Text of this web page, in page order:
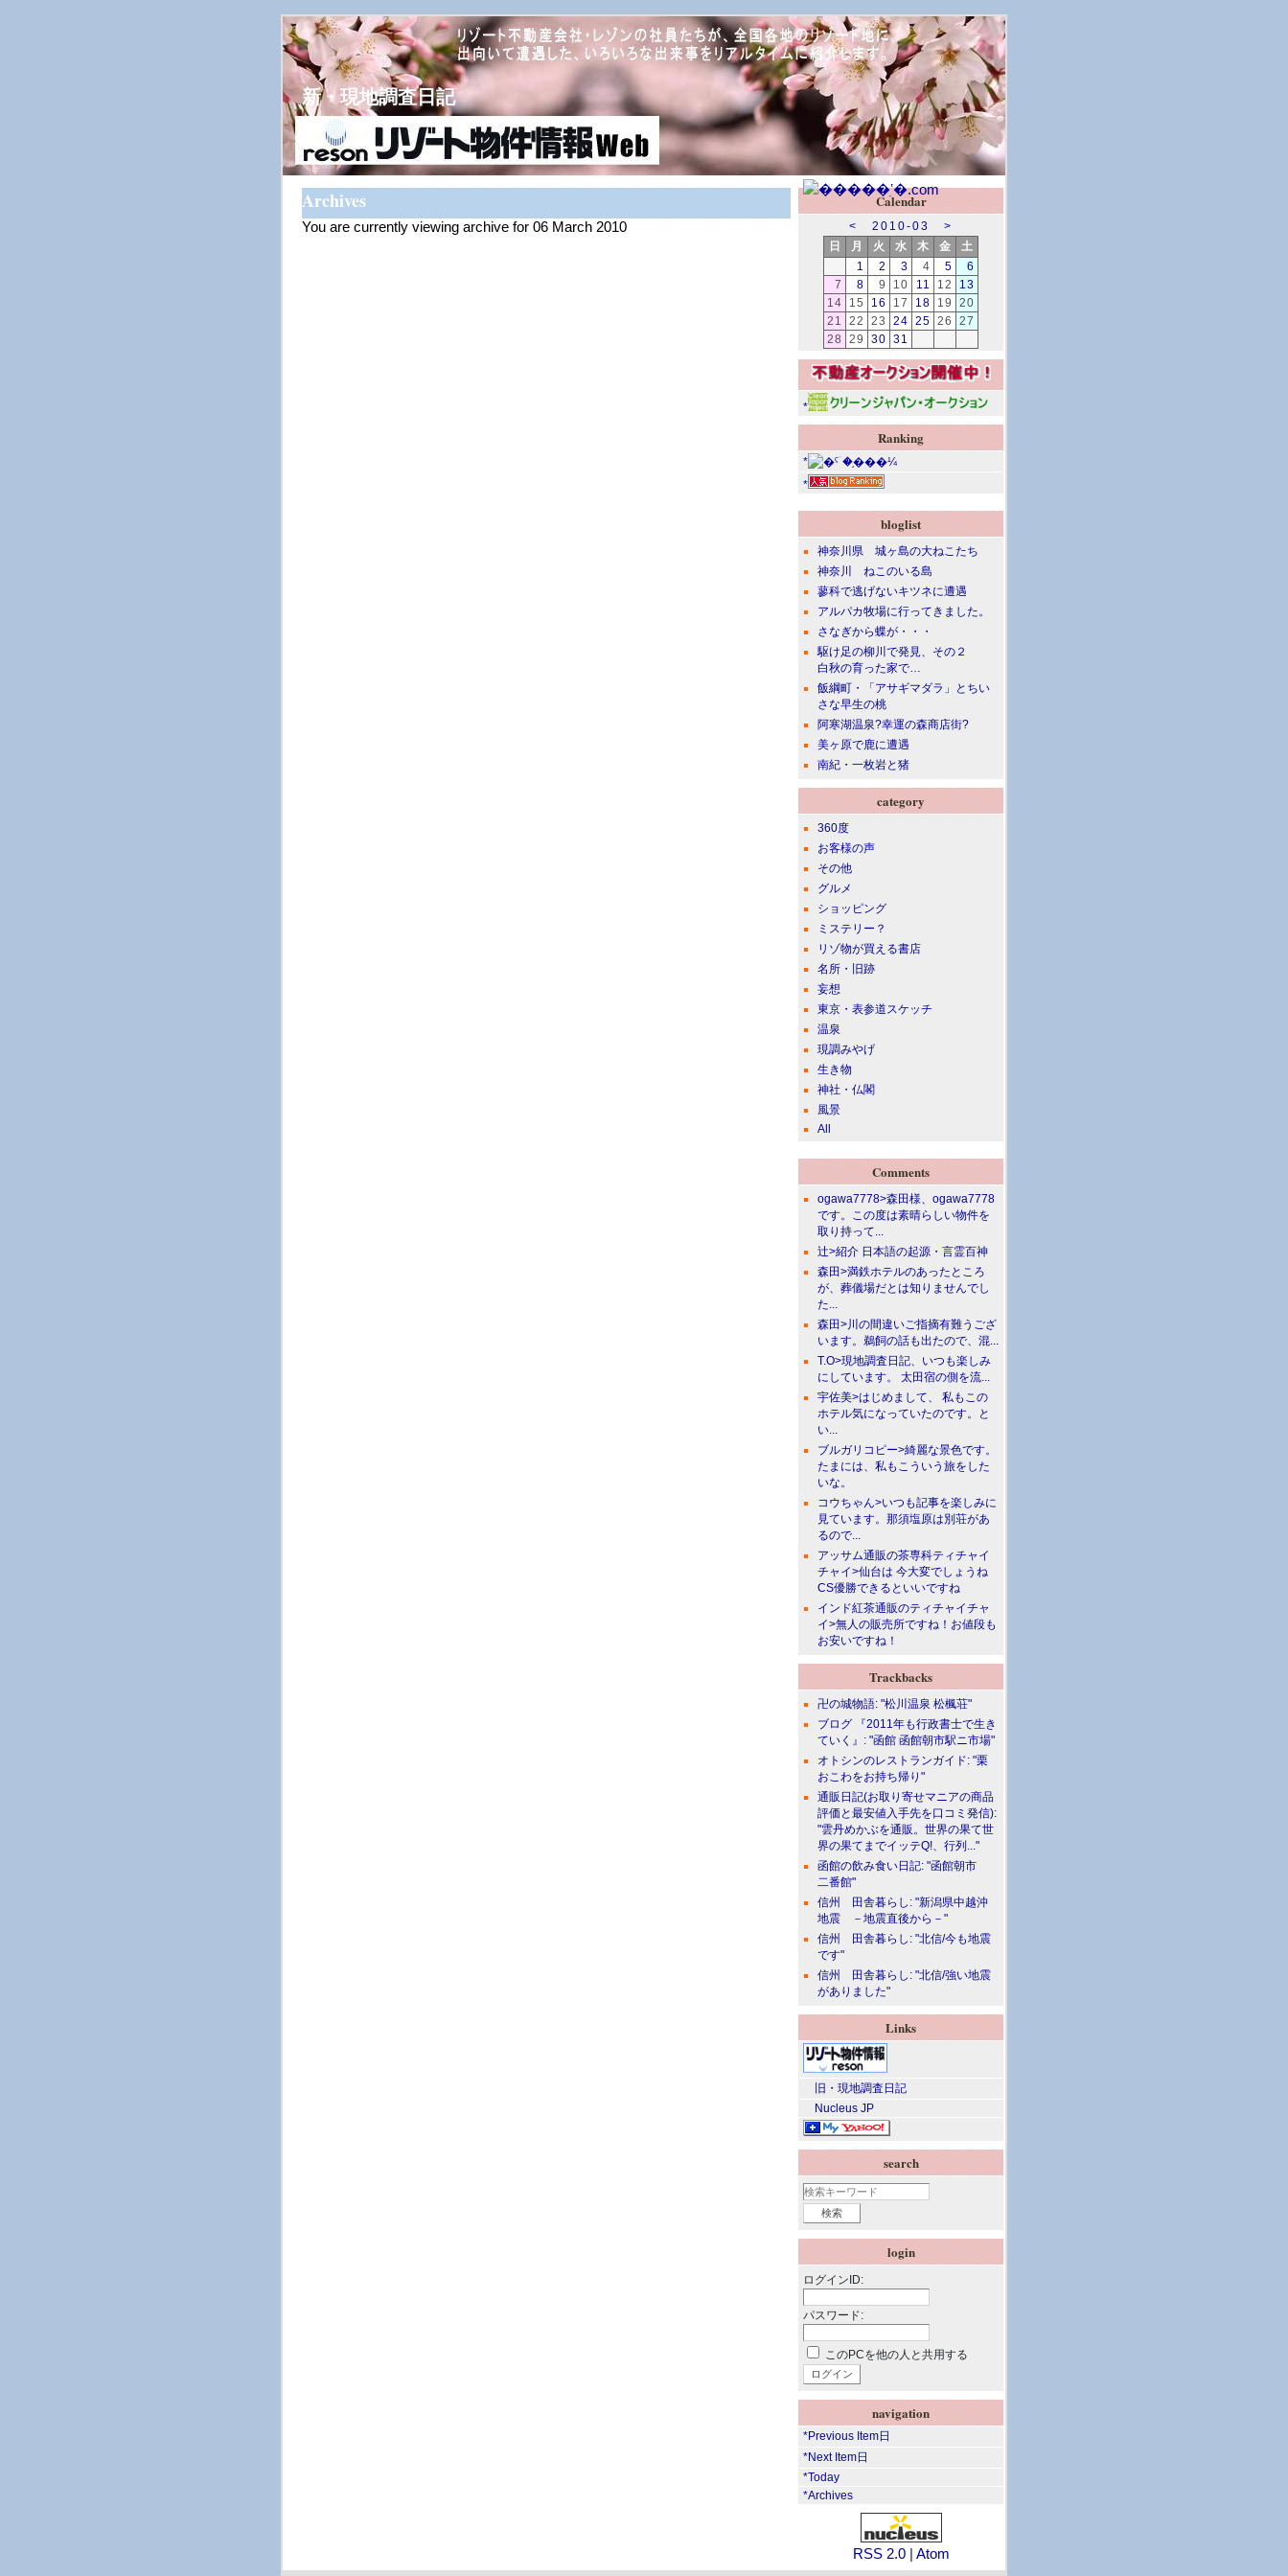
新・現地調査日記
Archives
You are currently viewing archive for 06 March 2010
Calendar
< 2010-03
>
日
月 火 水 木 金
土
1
2 3 4 5
6
7
8 9 10 11 12
13
14
15 16 17 18 19
20
21
22 23 24 25 26
27
28
29 30 31
*
Ranking
*
*
bloglist
神奈川県 城ヶ島の大ねこたち
神奈川 ねこのいる島
蓼科で逃げないキツネに遭遇
アルパカ牧場に行ってきました。
さなぎから蝶が・・・
駆け足の柳川で発見、その２
白秋の育った家で…
飯綱町・「アサギマダラ」とちい
さな早生の桃
阿寒湖温泉?幸運の森商店街?
美ヶ原で鹿に遭遇
南紀・一枚岩と猪
category
360度
お客様の声
その他
グルメ
ショッピング
ミステリー？
リゾ物が買える書店
名所・旧跡
妄想
東京・表参道スケッチ
温泉
現調みやげ
生き物
神社・仏閣
風景
All
Comments
ogawa7778>森田様、ogawa7778
です。この度は素晴らしい物件を
取り持って...
辻>紹介 日本語の起源・言霊百神
森田>満鉄ホテルのあったところ
が、葬儀場だとは知りませんでし
た...
森田>川の間違いご指摘有難うござ
います。鵜飼の話も出たので、混...
T.O>現地調査日記、いつも楽しみ
にしています。 太田宿の側を流...
宇佐美>はじめまして、 私もこの
ホテル気になっていたのです。と
い...
ブルガリコピー>綺麗な景色です。
たまには、私もこういう旅をした
いな。
コウちゃん>いつも記事を楽しみに
見ています。那須塩原は別荘があ
るので...
アッサム通販の茶専科ティチャイ
チャイ>仙台は 今大変でしょうね
CS優勝できるといいですね
インド紅茶通販のティチャイチャ
イ>無人の販売所ですね！お値段も
お安いですね！
Trackbacks
卍の城物語: "松川温泉 松楓荘"
ブログ 『2011年も行政書士で生き
ていく』: "函館 函館朝市駅ニ市場"
オトシンのレストランガイド: "栗
おこわをお持ち帰り"
通販日記(お取り寄せマニアの商品
評価と最安値入手先を口コミ発信):
"雲丹めかぶを通販。世界の果て世
界の果てまでイッテQ!、行列..."
函館の飲み食い日記: "函館朝市
二番館"
信州 田舎暮らし: "新潟県中越沖
地震 －地震直後から－"
信州 田舎暮らし: "北信/今も地震
です"
信州 田舎暮らし: "北信/強い地震
がありました"
Links
旧・現地調査日記
Nucleus JP
search
login
ログインID:
パスワード:
このPCを他の人と共用する
navigation
*Previous Item日
*Next Item日
*Today
*Archives
RSS 2.0| Atom